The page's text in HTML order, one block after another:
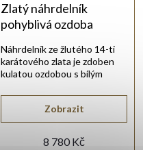
Zlatý náhrdelník
pohyblivá ozdoba
8 780 Kč
Zobrazit
Náhrdelník ze žlutého 14-ti
karátového zlata je zdoben
kulatou ozdobou s bílým